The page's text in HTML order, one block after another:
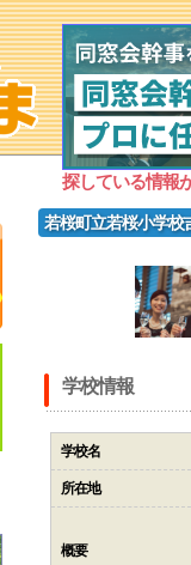
探している情報
若桜町立若桜小学校
学校情報
学校名
所在地
概要